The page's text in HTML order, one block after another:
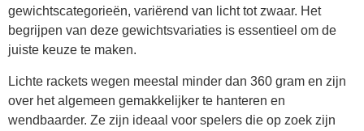
gewichtscategorieën, variërend van licht tot zwaar. Het
begrijpen van deze gewichtsvariaties is essentieel om de
juiste keuze te maken.
Lichte rackets wegen meestal minder dan 360 gram en zijn
over het algemeen gemakkelijker te hanteren en
wendbaarder. Ze zijn ideaal voor spelers die op zoek zijn